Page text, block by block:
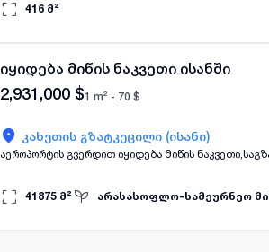
კომერციული ან საოფისე საქმიანობისთვის,
416 მ²
იყიდება მიწის ნაკვეთი ისანში
2,931,000 $1 m² - 70 $
კახეთის გზატკეცილი (ისანი)
აეროპორტის გვერდით იყიდება მიწის
41875 მ² არასასოფლო-სამეურნეო